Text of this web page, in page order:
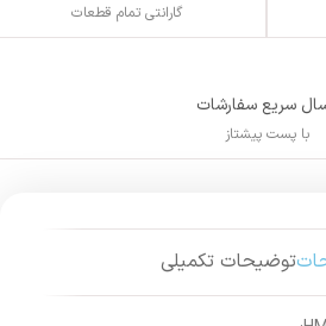
گارانتی تمام قطعات
سریع سفارشات
با پست پیشتاز
توضیحات تکمیلی